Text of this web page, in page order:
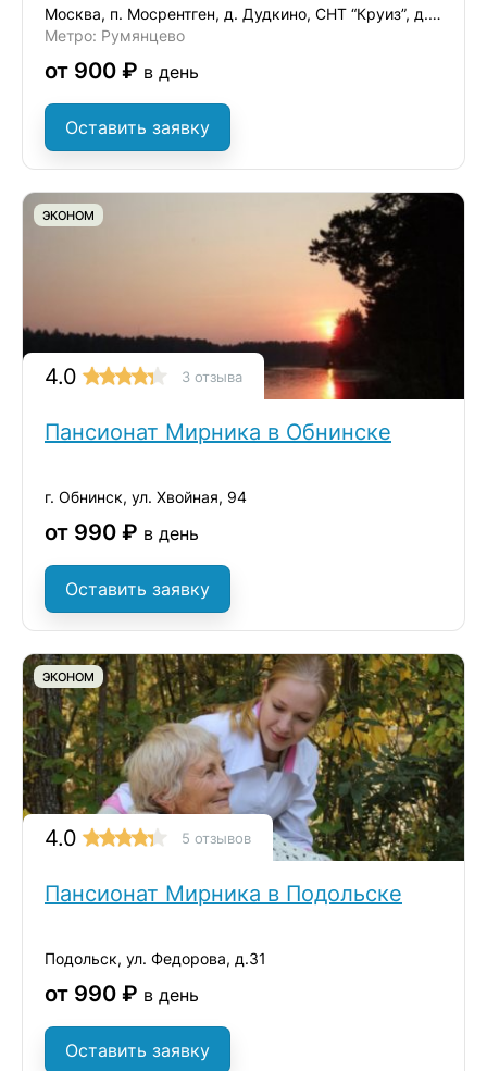
Москва, п. Мосрентген, д. Дудкино, СНТ “Круиз”, д.35
Метро: Румянцево
от 900 ₽ в день
Оставить заявку
ЭКОНОМ
4.0 3 отзыва
Пансионат Мирника в Обнинске
г. Обнинск, ул. Хвойная, 94
от 990 ₽ в день
Оставить заявку
ЭКОНОМ
4.0 5 отзывов
Пансионат Мирника в Подольске
Подольск, ул. Федорова, д.31
от 990 ₽ в день
Оставить заявку